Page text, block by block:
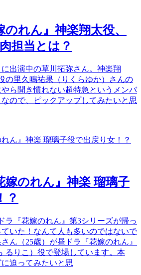
れん』神楽翔太役、
担当とは？
出演中の草川拓弥さん。神楽翔
の里久鳴祐果（りくらゆか）さんの
ら聞き慣れない超特急というメンバ
ので、ピックアップしてみたいと思
嫁のれん』神楽 瑠璃子
？
『花嫁のれん』第3シリーズが帰っ
いた！なんて人も多いのではないで
ん（25歳）が昼ドラ『花嫁のれん』
るりこ）役で登場しています。本
迫ってみたいと思